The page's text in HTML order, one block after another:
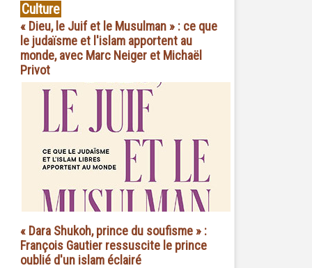
Culture
« Dieu, le Juif et le Musulman » : ce que
le judaïsme et l'islam apportent au
monde, avec Marc Neiger et Michaël
Privot
« Dara Shukoh, prince du soufisme » :
François Gautier ressuscite le prince
oublié d'un islam éclairé